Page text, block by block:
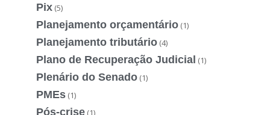
Pix (5)
Planejamento orçamentário (1)
Planejamento tributário (4)
Plano de Recuperação Judicial (1)
Plenário do Senado (1)
PMEs (1)
Pós-crise (1)